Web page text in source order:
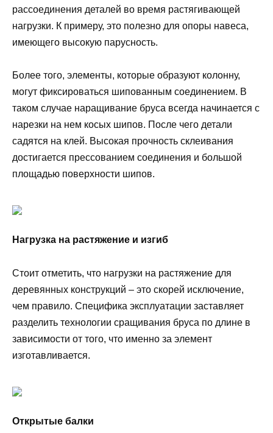
рассоединения деталей во время растягивающей
нагрузки. К примеру, это полезно для опоры навеса,
имеющего высокую парусность.
Более того, элементы, которые образуют колонну,
могут фиксироваться шипованным соединением. В
таком случае наращивание бруса всегда начинается с
нарезки на нем косых шипов. После чего детали
садятся на клей. Высокая прочность склеивания
достигается прессованием соединения и большой
площадью поверхности шипов.
Нагрузка на растяжение и изгиб
Стоит отметить, что нагрузки на растяжение для
деревянных конструкций – это скорей исключение,
чем правило. Специфика эксплуатации заставляет
разделить технологии сращивания бруса по длине в
зависимости от того, что именно за элемент
изготавливается.
Открытые балки